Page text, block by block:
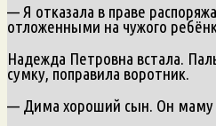
— Я отказала в праве
отложенными на чужого
Надежда Петровна встала.
сумку, поправила воротник.
— Дима хороший сын. Он маму